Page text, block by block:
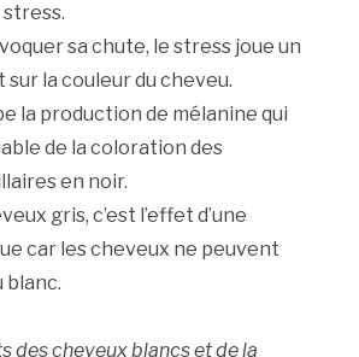
stress.
sa chute, le stress joue un
la couleur du cheveu.
la production de mélanine qui
de la coloration des
en noir.
gris, c’est l’effet d’une
car les cheveux ne peuvent
blanc.
des cheveux blancs et de la